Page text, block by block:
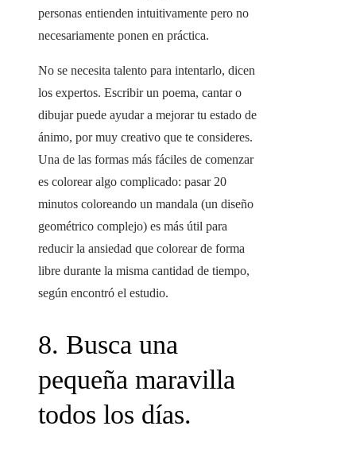
personas entienden intuitivamente pero no
necesariamente ponen en práctica.
No se necesita talento para intentarlo, dicen
los expertos. Escribir un poema, cantar o
dibujar puede ayudar a mejorar tu estado de
ánimo, por muy creativo que te consideres.
Una de las formas más fáciles de comenzar
es colorear algo complicado: pasar 20
minutos coloreando un mandala (un diseño
geométrico complejo) es más útil para
reducir la ansiedad que colorear de forma
libre durante la misma cantidad de tiempo,
según encontró el estudio.
8. Busca una
pequeña maravilla
todos los días.